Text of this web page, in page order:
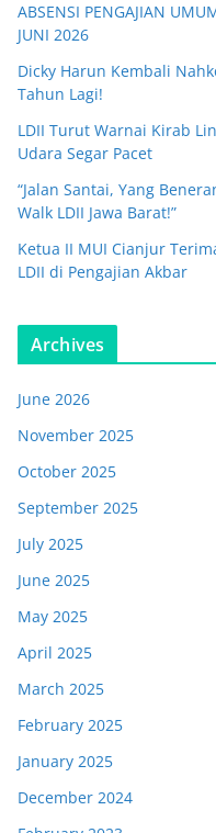
ABSENSI PENGAJIAN
JUNI 2026
Dicky Harun Kembali
Tahun Lagi!
LDII Turut Warnai Kirab
Udara Segar Pacet
“Jalan Santai, Yang
Walk LDII Jawa Barat!”
Ketua II MUI Cianjur
LDII di Pengajian Akbar
Archives
June 2026
November 2025
October 2025
September 2025
July 2025
June 2025
May 2025
April 2025
March 2025
February 2025
January 2025
December 2024